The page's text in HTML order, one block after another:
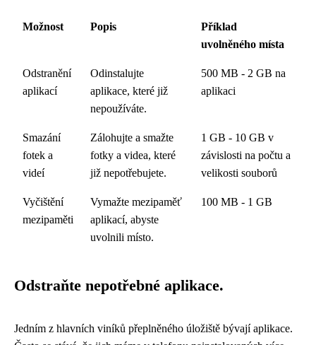
Možnost Popis
Příklad
uvolněného místa
Odstranění
aplikací
Odinstalujte
aplikace, které již
nepoužíváte.
500 MB - 2 GB na
aplikaci
Smazání
fotek a
videí
Zálohujte a smažte
fotky a videa, které
již nepotřebujete.
1 GB - 10 GB v
závislosti na počtu a
velikosti souborů
Vyčištění
mezipaměti
Vymažte mezipaměť
aplikací, abyste
uvolnili místo.
100 MB - 1 GB
Odstraňte nepotřebné aplikace.
Jedním z hlavních viníků přeplněného úložiště bývají aplikace.